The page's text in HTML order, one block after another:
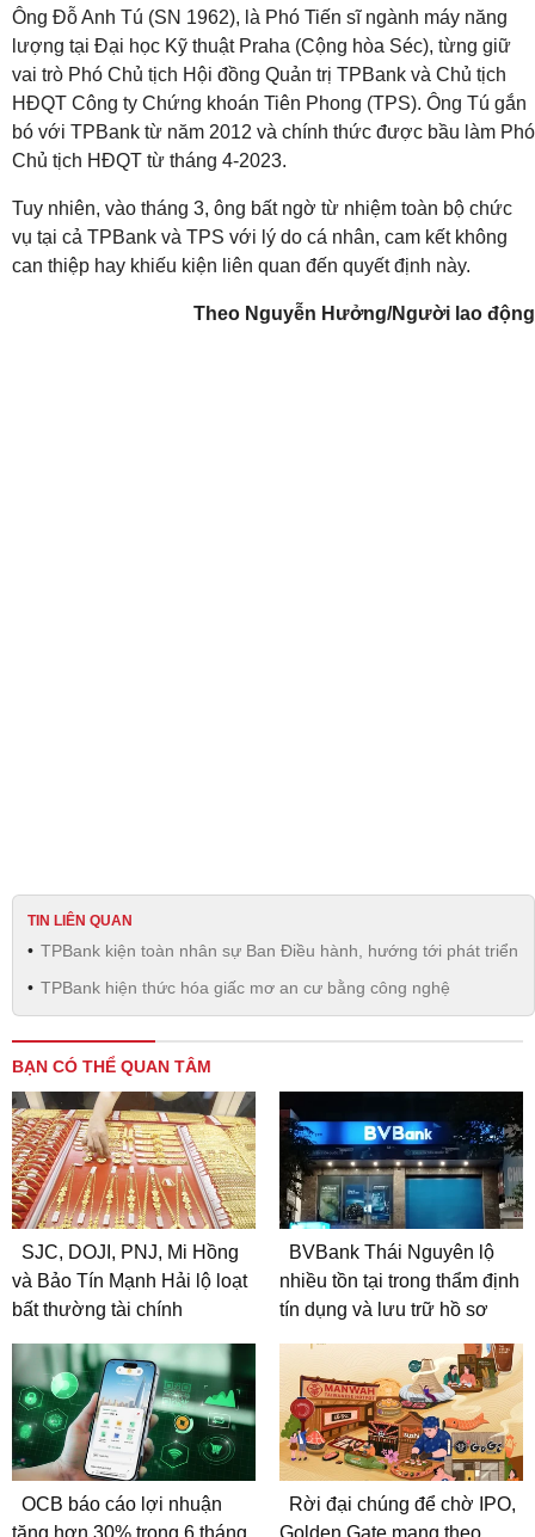
Ông Đỗ Anh Tú (SN 1962), là Phó Tiến sĩ ngành máy năng
lượng tại Đại học Kỹ thuật Praha (Cộng hòa Séc), từng giữ
vai trò Phó Chủ tịch Hội đồng Quản trị TPBank và Chủ tịch
HĐQT Công ty Chứng khoán Tiên Phong (TPS). Ông Tú gắn
bó với TPBank từ năm 2012 và chính thức được bầu làm Phó
Chủ tịch HĐQT từ tháng 4-2023.
Tuy nhiên, vào tháng 3, ông bất ngờ từ nhiệm toàn bộ chức
vụ tại cả TPBank và TPS với lý do cá nhân, cam kết không
can thiệp hay khiếu kiện liên quan đến quyết định này.
Theo Nguyễn Hưởng/Người lao động
TIN LIÊN QUAN
TPBank kiện toàn nhân sự Ban Điều hành, hướng tới phát triển
TPBank hiện thức hóa giấc mơ an cư bằng công nghệ
BẠN CÓ THỂ QUAN TÂM
SJC, DOJI, PNJ, Mi Hồng
và Bảo Tín Mạnh Hải lộ loạt
bất thường tài chính
BVBank Thái Nguyên lộ
nhiều tồn tại trong thẩm định
tín dụng và lưu trữ hồ sơ
OCB báo cáo lợi nhuận
tăng hơn 30% trong 6 tháng
Rời đại chúng để chờ IPO,
Golden Gate mang theo